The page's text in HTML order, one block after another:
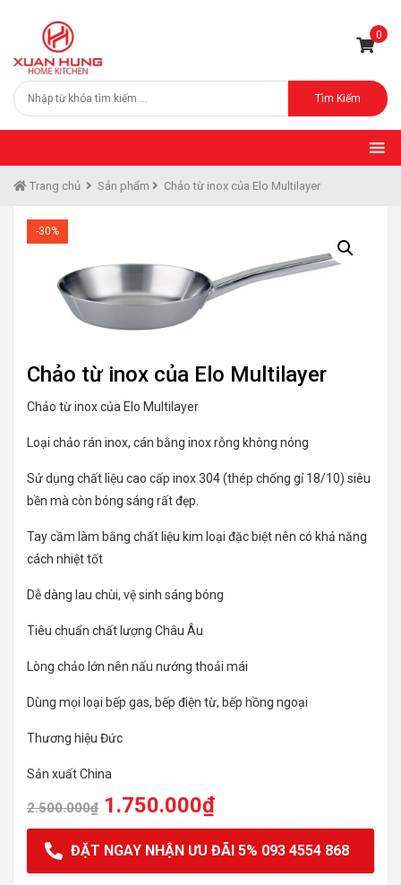
0
Tìm Kiếm
Trang chủ Sản phẩm Chảo từ inox của Elo Multilayer
-30%
Chảo từ inox của Elo Multilayer
Chảo từ inox của Elo Multilayer
Loại chảo rán inox, cán bằng inox rỗng không nóng
Sử dụng chất liệu cao cấp inox 304 (thép chống gỉ 18/10) siêu
bền mà còn bóng sáng rất đẹp.
Tay cầm làm bằng chất liệu kim loại đặc biệt nên có khả năng
cách nhiệt tốt
Dễ dàng lau chùi, vệ sinh sáng bóng
Tiêu chuẩn chất lượng Châu Âu
Lòng chảo lớn nên nấu nướng thoải mái
Dùng mọi loại bếp gas, bếp điện từ, bếp hồng ngoại
Thương hiệu Đức
Sản xuất China
2.500.000₫ 1.750.000₫
ĐẶT NGAY NHẬN ƯU ĐÃI 5% 093 4554 868